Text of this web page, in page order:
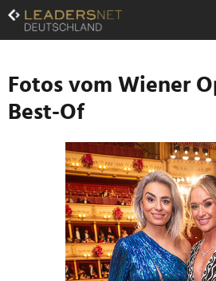
Zum
Inhalt
Zur
Navigation
Zur
Hauptnavigation
Fotos vom Wiener
Best-Of